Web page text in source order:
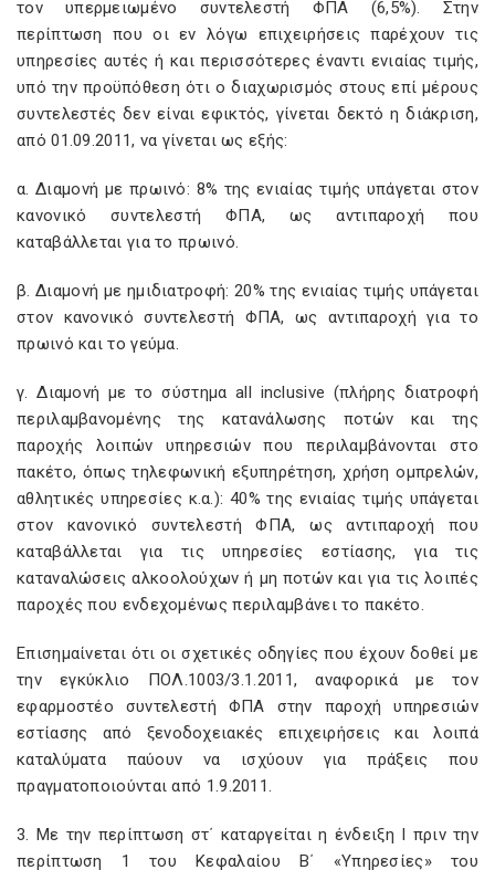
τον υπερμειωμένο συντελεστή ΦΠΑ (6,5%). Στην
περίπτωση που οι εν λόγω επιχειρήσεις παρέχουν τις
υπηρεσίες αυτές ή και περισσότερες έναντι ενιαίας τιμής,
υπό την προϋπόθεση ότι ο διαχωρισμός στους επί μέρους
συντελεστές δεν είναι εφικτός, γίνεται δεκτό η διάκριση,
από 01.09.2011, να γίνεται ως εξής:
α. Διαμονή με πρωινό: 8% της ενιαίας τιμής υπάγεται στον
κανονικό συντελεστή ΦΠΑ, ως αντιπαροχή που
καταβάλλεται για το πρωινό.
β. Διαμονή με ημιδιατροφή: 20% της ενιαίας τιμής υπάγεται
στον κανονικό συντελεστή ΦΠΑ, ως αντιπαροχή για το
πρωινό και το γεύμα.
γ. Διαμονή με το σύστημα all inclusive (πλήρης διατροφή
περιλαμβανομένης της κατανάλωσης ποτών και της
παροχής λοιπών υπηρεσιών που περιλαμβάνονται στο
πακέτο, όπως τηλεφωνική εξυπηρέτηση, χρήση ομπρελών,
αθλητικές υπηρεσίες κ.α.): 40% της ενιαίας τιμής υπάγεται
στον κανονικό συντελεστή ΦΠΑ, ως αντιπαροχή που
καταβάλλεται για τις υπηρεσίες εστίασης, για τις
καταναλώσεις αλκοολούχων ή μη ποτών και για τις λοιπές
παροχές που ενδεχομένως περιλαμβάνει το πακέτο.
Επισημαίνεται ότι οι σχετικές οδηγίες που έχουν δοθεί με
την εγκύκλιο ΠΟΛ.1003/3.1.2011, αναφορικά με τον
εφαρμοστέο συντελεστή ΦΠΑ στην παροχή υπηρεσιών
εστίασης από ξενοδοχειακές επιχειρήσεις και λοιπά
καταλύματα παύουν να ισχύουν για πράξεις που
πραγματοποιούνται από 1.9.2011.
3. Με την περίπτωση στ΄ καταργείται η ένδειξη Ι πριν την
περίπτωση 1 του Κεφαλαίου Β΄ «Υπηρεσίες» του